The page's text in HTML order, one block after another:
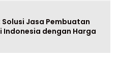
Jasa Pembuatan
Indonesia dengan Harga